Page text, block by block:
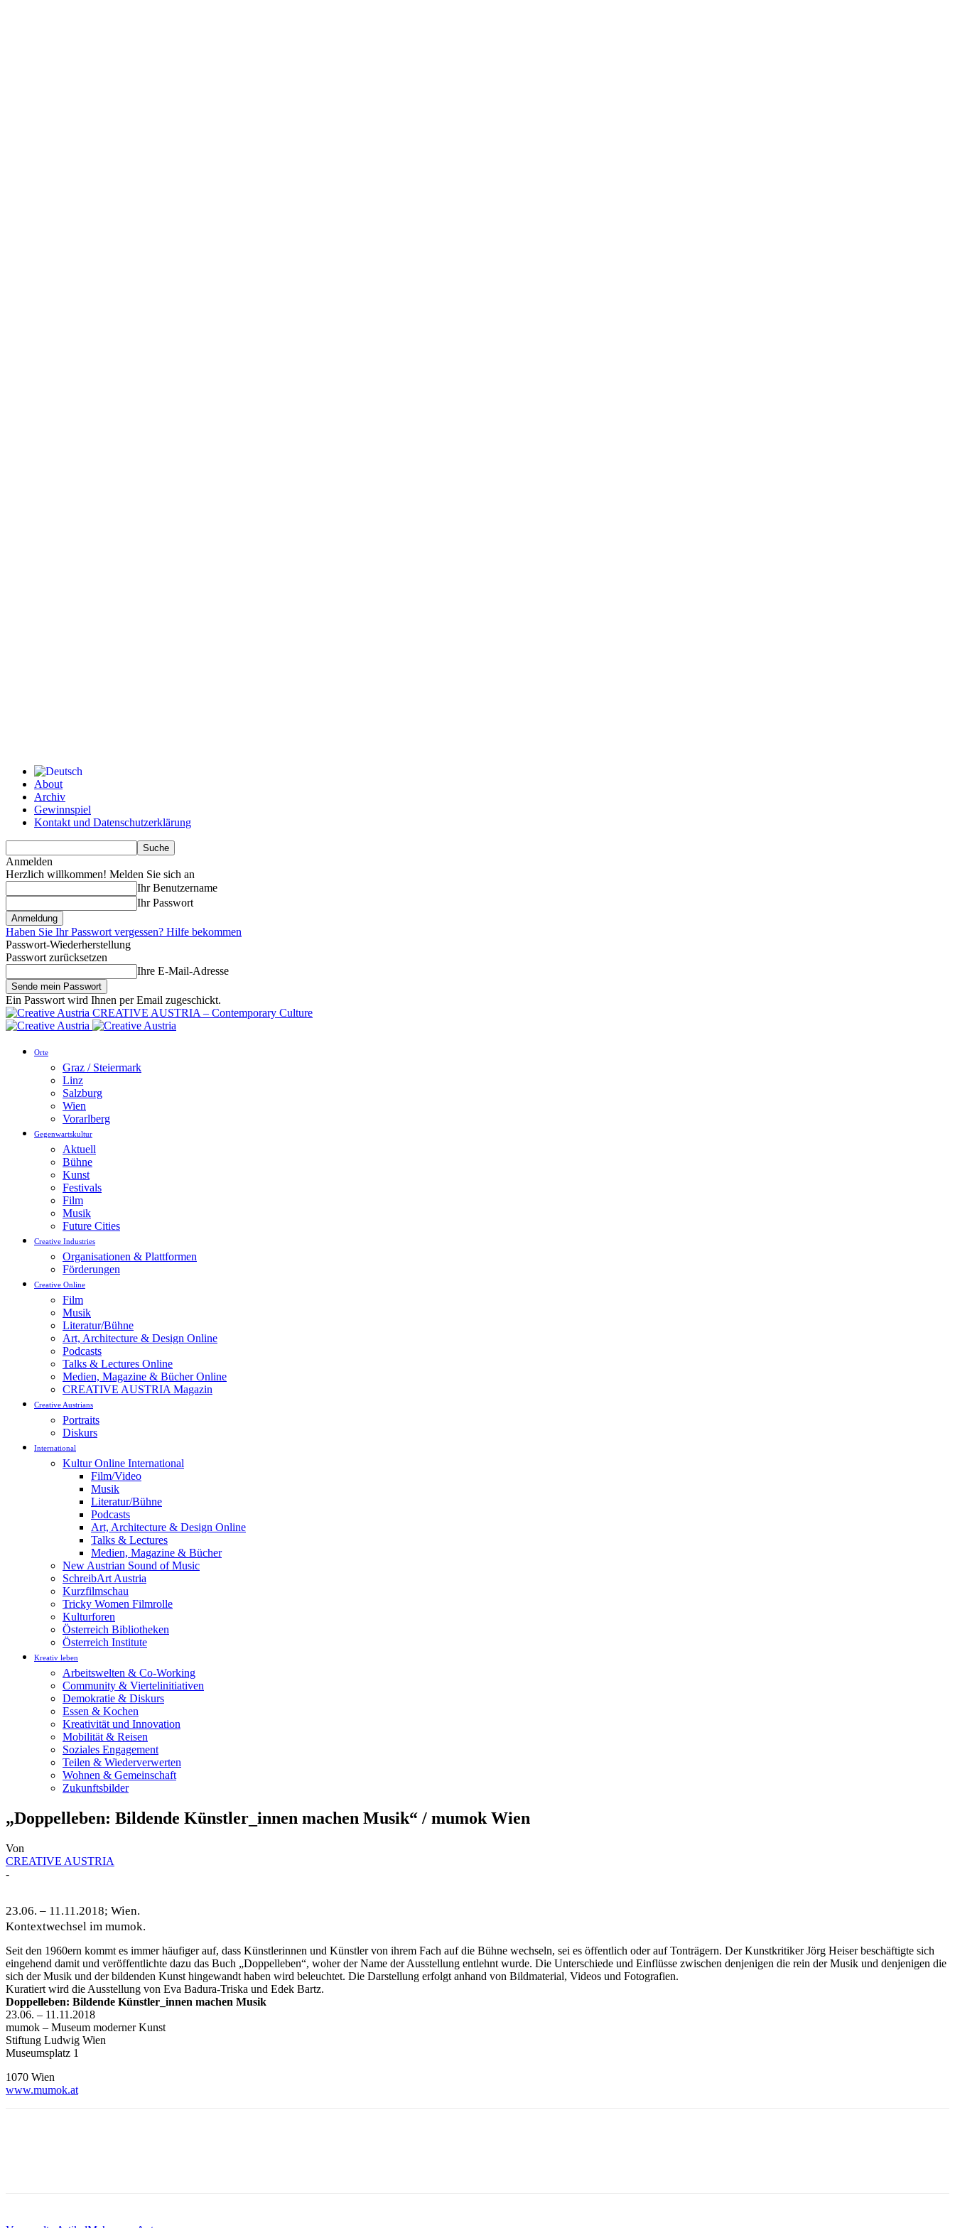
About
Archiv
Gewinnspiel
Kontakt und Datenschutzerklärung
Anmelden
Herzlich willkommen! Melden Sie sich an
Ihr Benutzername
Ihr Passwort
Haben Sie Ihr Passwort vergessen? Hilfe bekommen
Passwort-Wiederherstellung
Passwort zurücksetzen
Ihre E-Mail-Adresse
Ein Passwort wird Ihnen per Email zugeschickt.
CREATIVE AUSTRIA – Contemporary Culture
Orte
Graz / Steiermark
Linz
Salzburg
Wien
Vorarlberg
Gegenwartskultur
Aktuell
Bühne
Kunst
Festivals
Film
Musik
Future Cities
Creative Industries
Organisationen & Plattformen
Förderungen
Creative Online
Film
Musik
Literatur/Bühne
Art, Architecture & Design Online
Podcasts
Talks & Lectures Online
Medien, Magazine & Bücher Online
CREATIVE AUSTRIA Magazin
Creative Austrians
Portraits
Diskurs
International
Kultur Online International
Film/Video
Musik
Literatur/Bühne
Podcasts
Art, Architecture & Design Online
Talks & Lectures
Medien, Magazine & Bücher
New Austrian Sound of Music
SchreibArt Austria
Kurzfilmschau
Tricky Women Filmrolle
Kulturforen
Österreich Bibliotheken
Österreich Institute
Kreativ leben
Arbeitswelten & Co-Working
Community & Viertelinitiativen
Demokratie & Diskurs
Essen & Kochen
Kreativität und Innovation
Mobilität & Reisen
Soziales Engagement
Teilen & Wiederverwerten
Wohnen & Gemeinschaft
Zukunftsbilder
„Doppelleben: Bildende Künstler_innen machen Musik“ / mumok Wien
Von
CREATIVE AUSTRIA
-
23.06. – 11.11.2018; Wien.
Kontextwechsel im mumok.
Seit den 1960ern kommt es immer häufiger auf, dass Künstlerinnen und Künstler von ihrem Fach auf die Bühne wechseln, sei es öffentlich oder auf Tonträgern. Der Kunstkritiker Jörg Heiser beschäftigte sich
eingehend damit und veröffentlichte dazu das Buch „Doppelleben“, woher der Name der Ausstellung entlehnt wurde. Die Unterschiede und Einflüsse zwischen denjenigen die rein der Musik und denjenigen die
sich der Musik und der bildenden Kunst hingewandt haben wird beleuchtet. Die Darstellung erfolgt anhand von Bildmaterial, Videos und Fotografien.
Kuratiert wird die Ausstellung von Eva Badura-Triska und Edek Bartz.
Doppelleben: Bildende Künstler_innen machen Musik
23.06. – 11.11.2018
mumok – Museum moderner Kunst
Stiftung Ludwig Wien
Museumsplatz 1
1070 Wien
www.mumok.at